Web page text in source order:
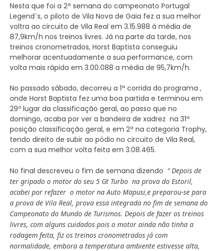
Nesta que foi a 2ª semana do campeonato Portugal
Legend´s, o piloto de Vila Nova de Gaia fez a sua melhor
voltra ao circuito de Vila Real em 3.15.988 à média de
87,9km/h nos treinos livres. Já na parte da tarde, nos
treinos cronometrados, Horst Baptista conseguiu
melhorar acentuadamente a sua performance, com
volta mais rápida em 3.00.088 a média de 95,7km/h.
No passado sábado, decorreu a 1ª corrida do programa ,
onde Horst Baptista fez uma boa partida e terminou em
29º lugar da classificação geral, ao passo que no
domingo, acaba por ver a bandeira de xadrez na 31ª
posição classificação geral, e em 2ª na categoria Trophy,
tendo direito de subir ao pódio no circuito de Vila Real,
com a sua melhor volta feita em 3.08.465.
No final descreveu o fim de semana dizendo “ Depois de
ter gripado o motor do seu 5 Gt Turbo na prova do Estoril,
acabei por refazer o motor na Auto Mapusi,e preparou-se para
a prova de Vila Real, prova essa integrada no fim de semana do
Campeonato do Mundo de Turismos. Depois de fazer os treinos
livres, com alguns cuidados pois o motor ainda não tinha a
rodagem feita, fiz os treinos cronometrados já com
normalidade, embora a temperatura ambiente estivesse alta,